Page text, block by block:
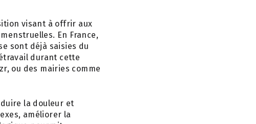
visant à offrir aux
En France,
sont déjà saisies du
durant cette
ou des mairies comme
la douleur et
améliorer la